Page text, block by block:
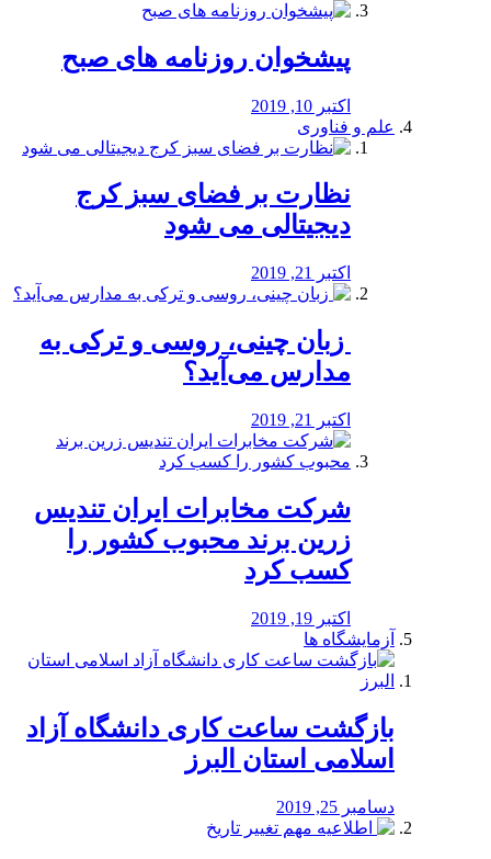
پیشخوان روزنامه های صبح
اکتبر 10, 2019
علم و فناوری
نظارت بر فضای سبز کرج
دیجیتالی می شود
اکتبر 21, 2019
️ زبان چینی، روسی و ترکی به
مدارس می‌آید؟
اکتبر 21, 2019
شرکت مخابرات ایران تندیس
زرین برند محبوب کشور را
کسب کرد
اکتبر 19, 2019
آزمایشگاه ها
بازگشت ساعت کاری دانشگاه آزاد
اسلامی استان البرز
دسامبر 25, 2019